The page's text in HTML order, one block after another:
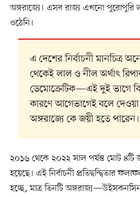
অঙ্গরাজ্যে। এসব রাজ্য এখনো পুরোপুরি
ওঠেনি।
এ দেশের নির্বাচনী মানচিত্র
থেকেই লাল ও নীল অর্থাৎ
ডেমোক্রেটিক—এই দুই ভাগে
কারণে আগেভাগেই বলে
অঙ্গরাজ্যে কে জয়ী হতে পারেন।
২০১৬ থেকে ২০২২ সাল পর্যন্ত মোট ৪টি
হয়েছে। এই নির্বাচনী প্রতিদ্বন্দ্বিতার
হচ্ছে, মাত্র তিনটি